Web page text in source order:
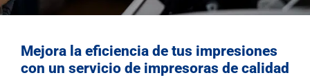
Mejora la eficiencia de tus impresiones
con un servicio de impresoras de calidad